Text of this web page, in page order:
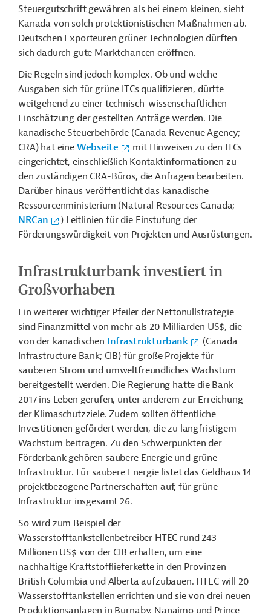
Steuergutschrift gewähren als bei einem kleinen, sieht
Kanada von solch protektionistischen Maßnahmen ab.
Deutschen Exporteuren grüner Technologien dürften
sich dadurch gute Marktchancen eröffnen.
Die Regeln sind jedoch komplex. Ob und welche
Ausgaben sich für grüne ITCs qualifizieren, dürfte
weitgehend zu einer technisch-wissenschaftlichen
Einschätzung der gestellten Anträge werden. Die
kanadische Steuerbehörde (Canada Revenue Agency;
CRA) hat eine Webseite
mit Hinweisen zu den ITCs
eingerichtet, einschließlich Kontaktinformationen zu
den zuständigen CRA-Büros, die Anfragen bearbeiten.
Darüber hinaus veröffentlicht das kanadische
Ressourcenministerium (Natural Resources Canada;
NRCan
) Leitlinien für die Einstufung der
Förderungswürdigkeit von Projekten und Ausrüstungen.
Infrastrukturbank investiert in
Großvorhaben
Ein weiterer wichtiger Pfeiler der Nettonullstrategie
sind Finanzmittel von mehr als 20 Milliarden US$, die
von der kanadischen Infrastrukturbank
(Canada
Infrastructure Bank; CIB) für große Projekte für
sauberen Strom und umweltfreundliches Wachstum
bereitgestellt werden. Die Regierung hatte die Bank
2017 ins Leben gerufen, unter anderem zur Erreichung
der Klimaschutzziele. Zudem sollten öffentliche
Investitionen gefördert werden, die zu langfristigem
Wachstum beitragen. Zu den Schwerpunkten der
Förderbank gehören saubere Energie und grüne
Infrastruktur. Für saubere Energie listet das Geldhaus 14
projektbezogene Partnerschaften auf, für grüne
Infrastruktur insgesamt 26.
So wird zum Beispiel der
Wasserstofftankstellenbetreiber HTEC rund 243
Millionen US$ von der CIB erhalten, um eine
nachhaltige Kraftstofflieferkette in den Provinzen
British Columbia und Alberta aufzubauen. HTEC will 20
Wasserstofftankstellen errichten und sie von drei neuen
Produktionsanlagen in Burnaby, Nanaimo und Prince